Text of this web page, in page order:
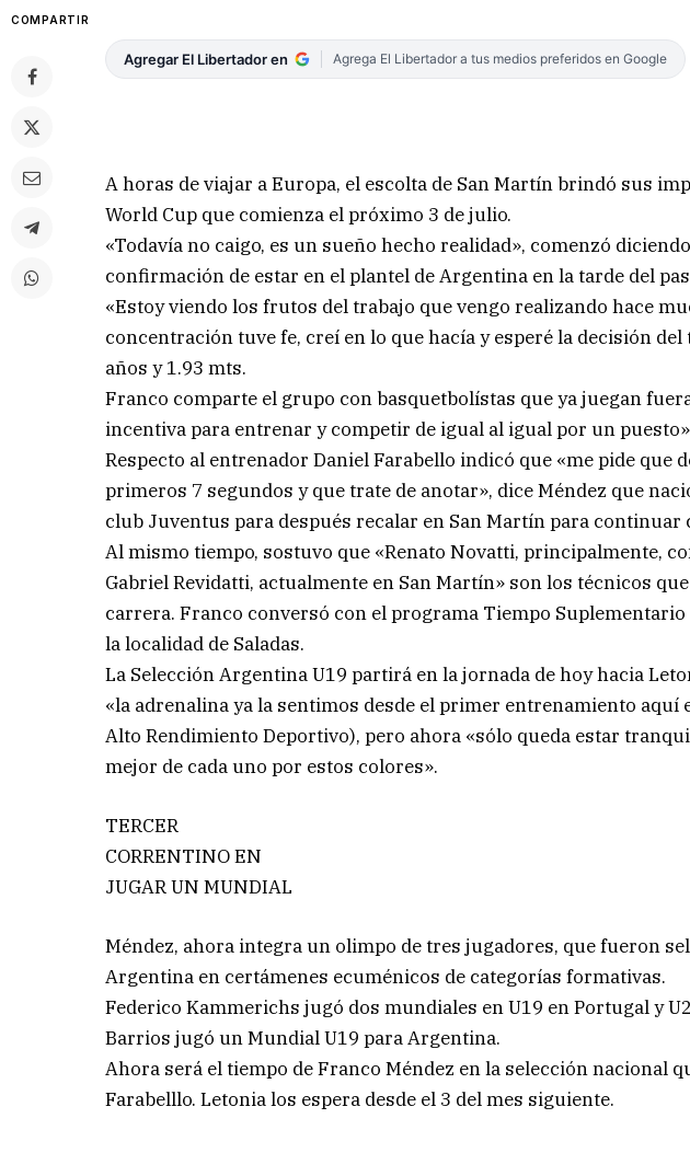
COMPARTIR
Agregar El Libertador en Agrega El Libertador a tus medios preferidos en Google
A horas de viajar a Europa, el escolta de San Martín brindó sus
World Cup que comienza el próximo 3 de julio.
«Todavía no caigo, es un sueño hecho realidad», comenzó
confirmación de estar en el plantel de Argentina en la tarde del
«Estoy viendo los frutos del trabajo que vengo realizando hace
concentración tuve fe, creí en lo que hacía y esperé la decisión
años y 1.93 mts.
Franco comparte el grupo con basquetbolístas que ya juegan
incentiva para entrenar y competir de igual al igual por un
Respecto al entrenador Daniel Farabello indicó que «me pide que
primeros 7 segundos y que trate de anotar», dice Méndez que
club Juventus para después recalar en San Martín para continuar
Al mismo tiempo, sostuvo que «Renato Novatti, principalmente,
Gabriel Revidatti, actualmente en San Martín» son los técnicos
carrera. Franco conversó con el programa Tiempo Suplementario
la localidad de Saladas.
La Selección Argentina U19 partirá en la jornada de hoy hacia
«la adrenalina ya la sentimos desde el primer entrenamiento aquí
Alto Rendimiento Deportivo), pero ahora «sólo queda estar
mejor de cada uno por estos colores».
TERCER
CORRENTINO EN
JUGAR UN MUNDIAL
Méndez, ahora integra un olimpo de tres jugadores, que fueron
Argentina en certámenes ecuménicos de categorías formativas.
Federico Kammerichs jugó dos mundiales en U19 en Portugal y
Barrios jugó un Mundial U19 para Argentina.
Ahora será el tiempo de Franco Méndez en la selección nacional
Farabelllo. Letonia los espera desde el 3 del mes siguiente.